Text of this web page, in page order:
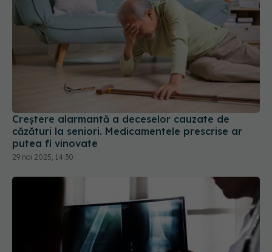
Creștere alarmantă a deceselor cauzate de
căzături la seniori. Medicamentele prescrise ar
putea fi vinovate
29 noi 2025, 14:30